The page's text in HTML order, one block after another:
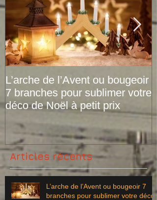
L’arche de l’Avent ou bougeoir
7 branches pour sublimer votre
déco de Noël à petit prix
Articles récents
L’arche de l’Avent ou bougeoir 7
branches pour sublimer votre déco